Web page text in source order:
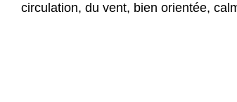
circulation, du vent, bien orientée,